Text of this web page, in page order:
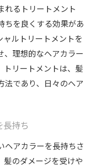
ントで補修
つ秘密のケア
保護する方法
防止する
支える
ントの秘訣
内側から補修
訣
トメントの力
れるトリートメント
ちを良くする効果があ
ャルトリートメントを
、理想的なヘアカラー
トリートメントは、髪
法であり、日々のヘア
長持ち
ヘアカラーを長持ちさ
のダメージを受けや